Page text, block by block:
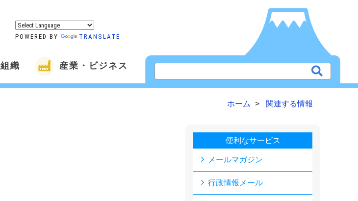
POWERED BY TRANSLATE
組織 産業・ビジネス
ホーム 関連する情報
便利なサービス
メールマガジン
行政情報メール